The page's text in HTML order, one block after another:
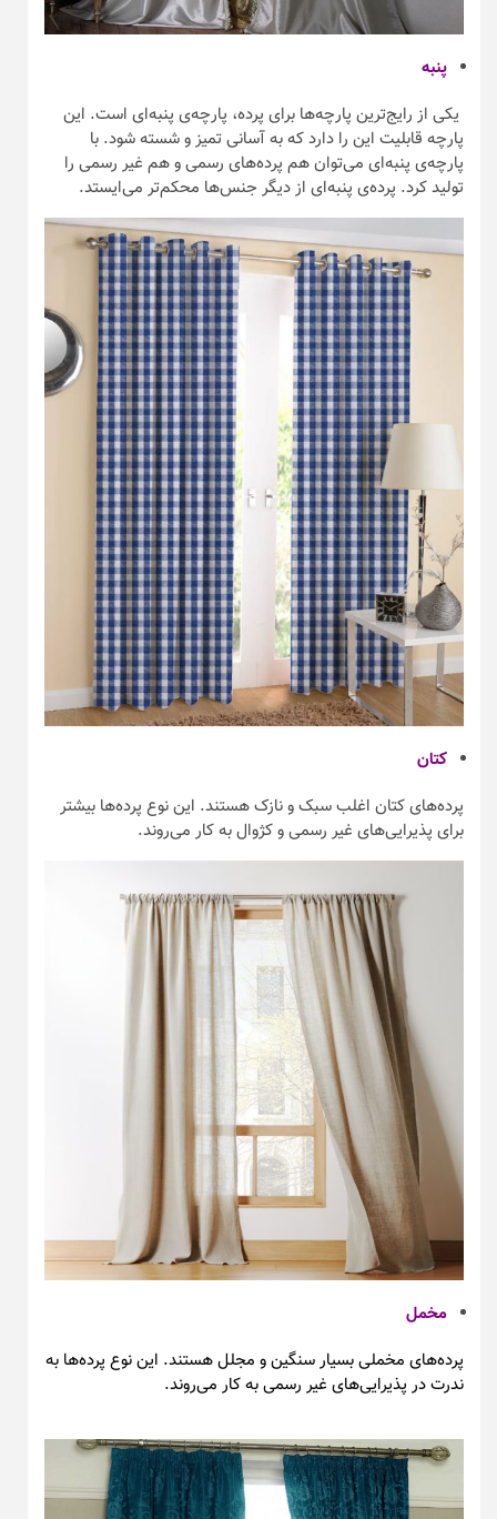
پنبه
یکی از رایج‌ترین پارچه‌ها برای پرده، پارچه‌ی پنبه‌ای است. این
پارچه قابلیت این را دارد که به آسانی تمیز و شسته شود. با
پارچه‌ی پنبه‌ای می‌توان هم پرده‌های رسمی و هم غیر رسمی را
تولید کرد. پرده‌ی پنبه‌ای از دیگر جنس‌ها محکم‌تر می‌ایستد.
کتان
پرده‌های کتان اغلب سبک و نازک هستند. این نوع پرده‌ها بیشتر
برای پذیرایی‌های غیر رسمی و کژوال به کار می‌روند.
مخمل
پرده‌های مخملی بسیار سنگین و مجلل هستند. این نوع پرده‌ها به
ندرت در پذیرایی‌های غیر رسمی به کار می‌روند.